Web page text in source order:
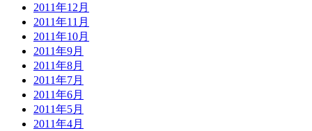
2011年12月
2011年11月
2011年10月
2011年9月
2011年8月
2011年7月
2011年6月
2011年5月
2011年4月